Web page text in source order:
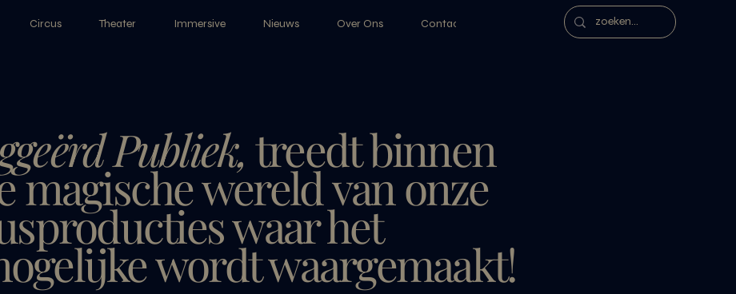
Circus Theater Immersive Nieuws Over Ons Contact
Publiek, treedt binnen
magische wereldvan onze
waar het
wordt waargemaakt!